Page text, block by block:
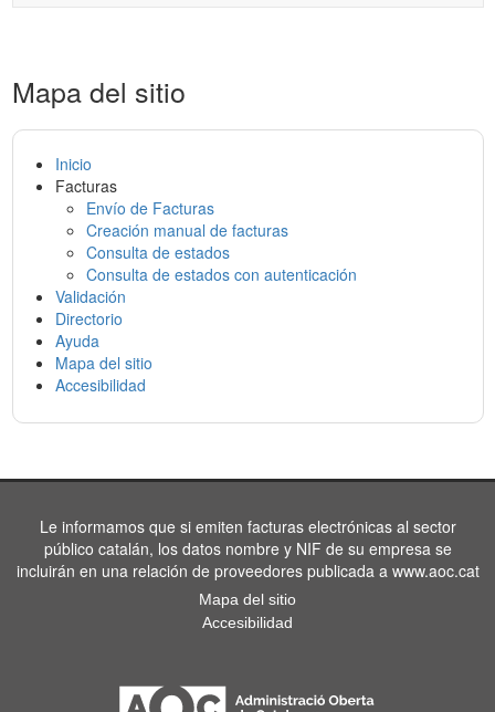
Mapa del sitio
Inicio
Facturas
Envío de Facturas
Creación manual de facturas
Consulta de estados
Consulta de estados con autenticación
Validación
Directorio
Ayuda
Mapa del sitio
Accesibilidad
Le informamos que si emiten facturas electrónicas al sector
público catalán, los datos nombre y NIF de su empresa se
incluirán en una relación de proveedores publicada a www.aoc.cat
Mapa del sitio
Accesibilidad